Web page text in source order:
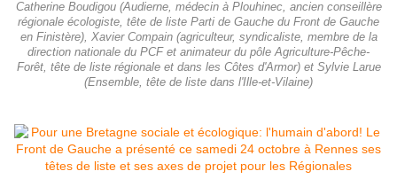
Catherine Boudigou (Audierne, médecin à Plouhinec, ancien conseillère
régionale écologiste, tête de liste Parti de Gauche du Front de Gauche
en Finistère), Xavier Compain (agriculteur, syndicaliste, membre de la
direction nationale du PCF et animateur du pôle Agriculture-Pêche-
Forêt, tête de liste régionale et dans les Côtes d'Armor) et Sylvie Larue
(Ensemble, tête de liste dans l'Ille-et-Vilaine)